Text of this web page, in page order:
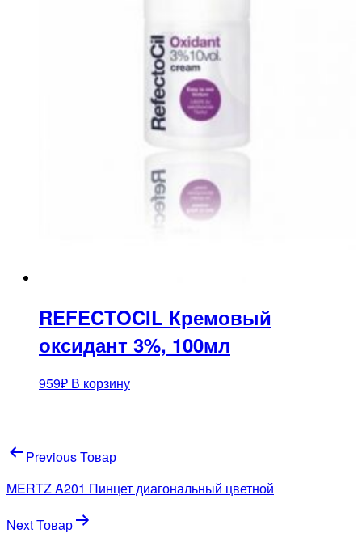
REFECTOCIL Кремовый
оксидант 3%, 100мл
959₽ В корзину
Навигация
по
записям
Previous Товар
MERTZ A201 Пинцет диагональный цветной
Next Товар